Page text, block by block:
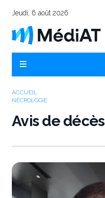
Jeudi, 6 août 2026
ACCUEIL
NÉCROLOGIE
Avis de décès